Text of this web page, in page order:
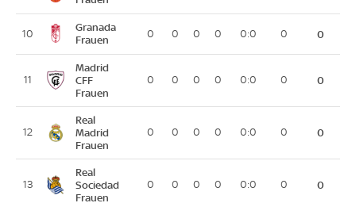
10
Granada
Frauen
0 0 0 0 0:0 0 0
11
Madrid
CFF
Frauen
0 0 0 0 0:0 0 0
12
Real
Madrid
Frauen
0 0 0 0 0:0 0 0
13
Real
Sociedad
Frauen
0 0 0 0 0:0 0 0